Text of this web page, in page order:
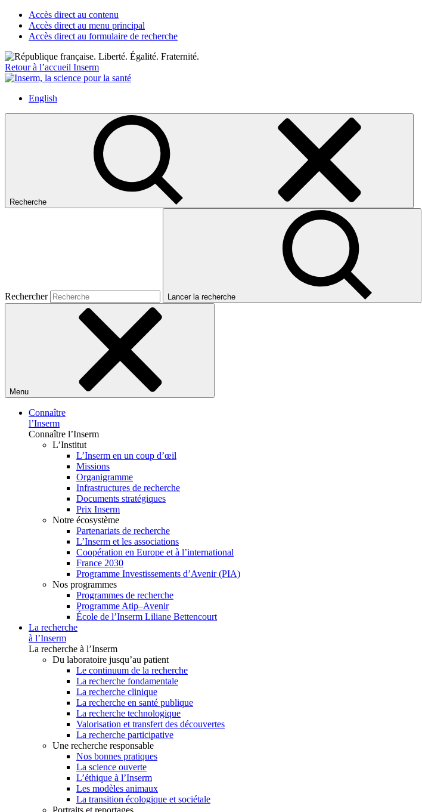
Accès direct au contenu
Accès direct au menu principal
Accès direct au formulaire de recherche
Retour à l’accueil Inserm
English
Recherche
Rechercher Lancer la recherche
Menu
Connaître
l’Inserm
Connaître l’Inserm
L’Institut
L’Inserm en un coup d’œil
Missions
Organigramme
Infrastructures de recherche
Documents stratégiques
Prix Inserm
Notre écosystème
Partenariats de recherche
L’Inserm et les associations
Coopération en Europe et à l’international
France 2030
Programme Investissements d’Avenir (PIA)
Nos programmes
Programmes de recherche
Programme Atip–Avenir
École de l’Inserm Liliane Bettencourt
La recherche
à l’Inserm
La recherche à l’Inserm
Du laboratoire jusqu’au patient
Le continuum de la recherche
La recherche fondamentale
La recherche clinique
La recherche en santé publique
La recherche technologique
Valorisation et transfert des découvertes
La recherche participative
Une recherche responsable
Nos bonnes pratiques
La science ouverte
L’éthique à l’Inserm
Les modèles animaux
La transition écologique et sociétale
Portraits et reportages